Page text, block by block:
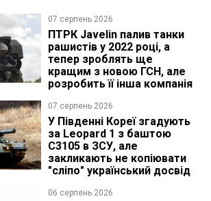
07 серпень 2026
ПТРК Javelin палив танки
рашистів у 2022 році, а
тепер зроблять ще
кращим з новою ГСН, але
розробить її інша компанія
07 серпень 2026
У Південні Кореї згадують
за Leopard 1 з баштою
C3105 в ЗСУ, але
закликають не копіювати
"сліпо" український досвід
06 серпень 2026